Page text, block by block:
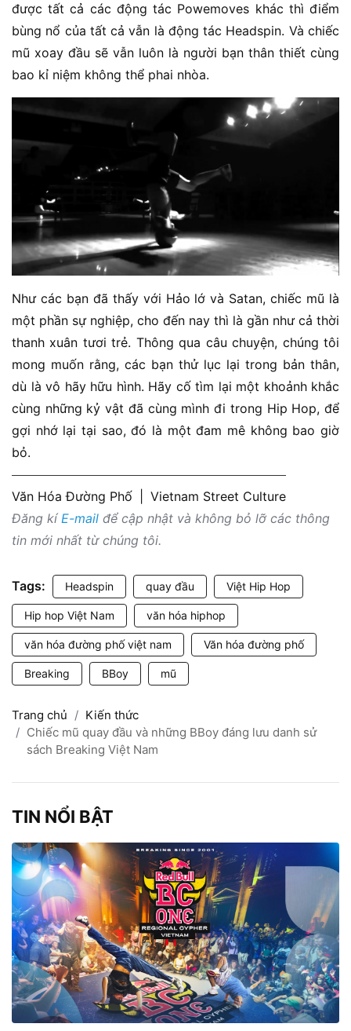
được tất cả các động tác Powemoves khác thì điểm
bùng nổ của tất cả vẫn là động tác Headspin. Và chiếc
mũ xoay đầu sẽ vẫn luôn là người bạn thân thiết cùng
bao kỉ niệm không thể phai nhòa.
Như các bạn đã thấy với Hảo lớ và Satan, chiếc mũ là
một phần sự nghiệp, cho đến nay thì là gần như cả thời
thanh xuân tươi trẻ. Thông qua câu chuyện, chúng tôi
mong muốn rằng, các bạn thử lục lại trong bản thân,
dù là vô hãy hữu hình. Hãy cố tìm lại một khoảnh khắc
cùng những kỷ vật đã cùng mình đi trong Hip Hop, để
gợi nhớ lại tại sao, đó là một đam mê không bao giờ
bỏ.
Văn Hóa Đường Phố
Vietnam Street Culture
Đăng kí E-mail để cập nhật và không bỏ lỡ các thông
tin mới nhất từ chúng tôi.
Tags: Headspin quay đầu Việt Hip Hop
Hip hop Việt Nam văn hóa hiphop
văn hóa đường phố việt nam Văn hóa đường phố
Breaking BBoy mũ
Trang chủ
Kiến thức
Chiếc mũ quay đầu và những BBoy đáng lưu danh sử
sách Breaking Việt Nam
TIN NỔI BẬT